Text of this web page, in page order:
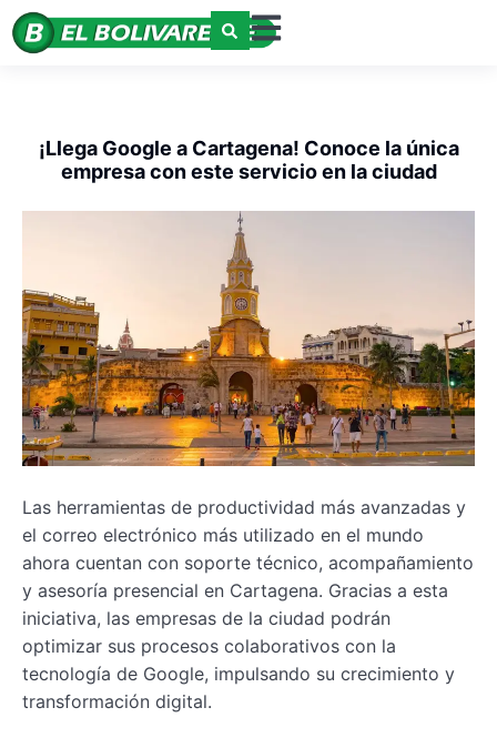
¡Llega Google a Cartagena! Conoce la única
empresa con este servicio en la ciudad
Las herramientas de productividad más avanzadas y
el correo electrónico más utilizado en el mundo
ahora cuentan con soporte técnico, acompañamiento
y asesoría presencial en Cartagena. Gracias a esta
iniciativa, las empresas de la ciudad podrán
optimizar sus procesos colaborativos con la
tecnología de Google, impulsando su crecimiento y
transformación digital.